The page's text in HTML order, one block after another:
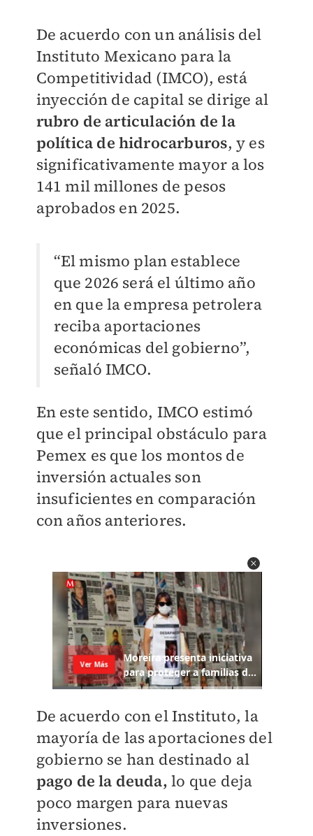
De acuerdo con un análisis del
Instituto Mexicano para la
Competitividad (IMCO), está
inyección de capital se dirige al
rubro de articulación de la
política de hidrocarburos, y es
significativamente mayor a los
141 mil millones de pesos
aprobados en 2025.
“El mismo plan establece
que 2026 será el último año
en que la empresa petrolera
reciba aportaciones
económicas del gobierno”,
señaló IMCO.
En este sentido, IMCO estimó
que el principal obstáculo para
Pemex es que los montos de
inversión actuales son
insuficientes en comparación
con años anteriores.
De acuerdo con el Instituto, la
mayoría de las aportaciones del
gobierno se han destinado al
pago de la deuda, lo que deja
poco margen para nuevas
inversiones.